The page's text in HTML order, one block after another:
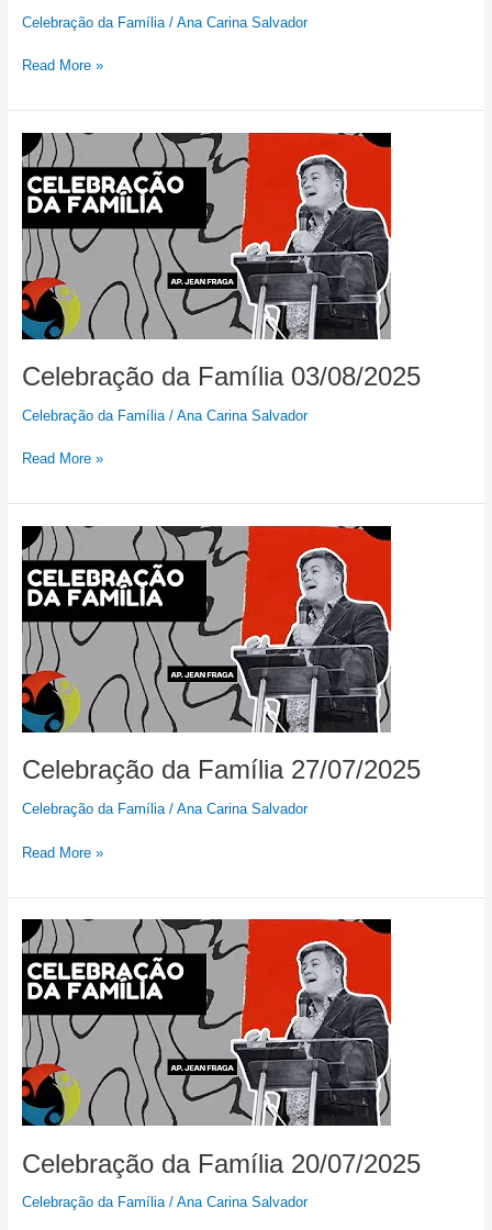
Celebração da Família /Ana Carina Salvador
Read More »
Celebração da Família 03/08/2025
Celebração da Família /Ana Carina Salvador
Celebração
da
Família
03/08/2025
Read More »
Celebração da Família 27/07/2025
Celebração da Família/Ana Carina Salvador
Celebração
da
Família
27/07/2025
Read More »
Celebração da Família 20/07/2025
Celebração da Família/Ana Carina Salvador
Celebração
da
Família
20/07/2025